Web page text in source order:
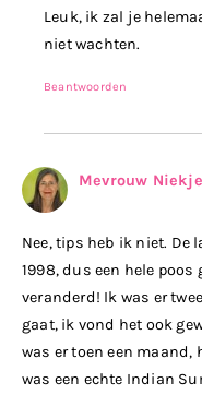
Leuk, ik zal je
niet wachten.
Beantwoorden
Mevrouw Niekje
Nee, tips heb ik niet. De
1998, dus een hele
veranderd! Ik was er
gaat, ik vond het ook
was er toen een
was een echte Indian